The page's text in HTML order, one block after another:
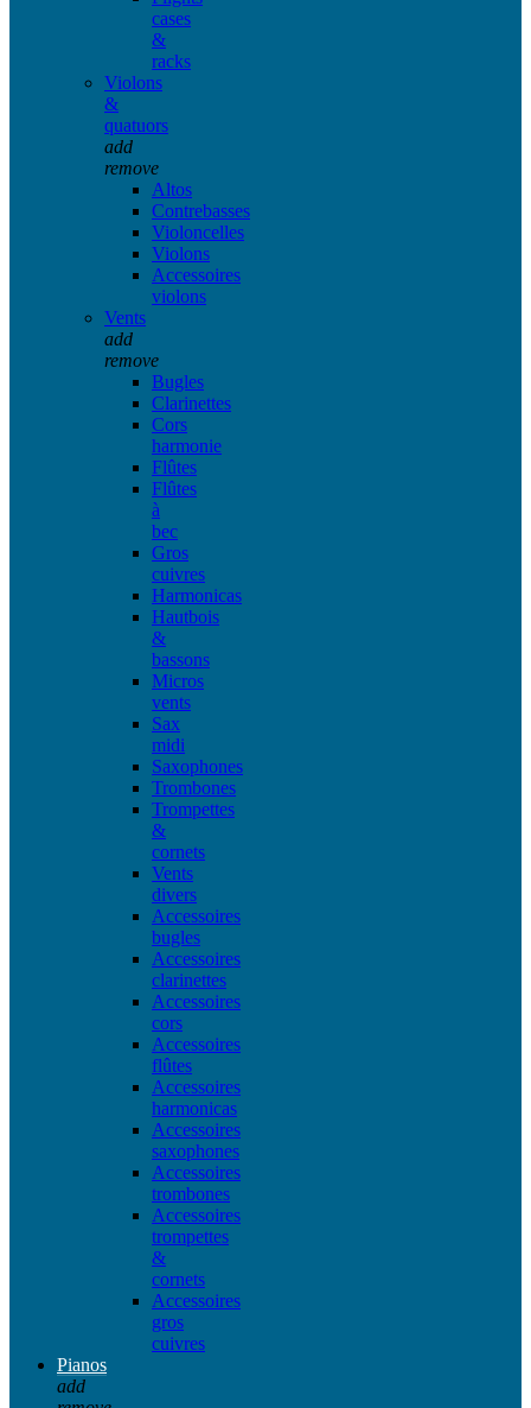
cases
&
racks
Violons
&
quatuors
add
remove
Altos
Contrebasses
Violoncelles
Violons
Accessoires
violons
Vents
add
remove
Bugles
Clarinettes
Cors
harmonie
Flûtes
Flûtes
à
bec
Gros
cuivres
Harmonicas
Hautbois
&
bassons
Micros
vents
Sax
midi
Saxophones
Trombones
Trompettes
&
cornets
Vents
divers
Accessoires
bugles
Accessoires
clarinettes
Accessoires
cors
Accessoires
flûtes
Accessoires
harmonicas
Accessoires
saxophones
Accessoires
trombones
Accessoires
trompettes
&
cornets
Accessoires
gros
cuivres
Pianos
add